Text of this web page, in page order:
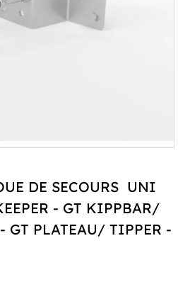
DE SECOURS UNI
- GT KIPPBAR/
GT PLATEAU/ TIPPER -